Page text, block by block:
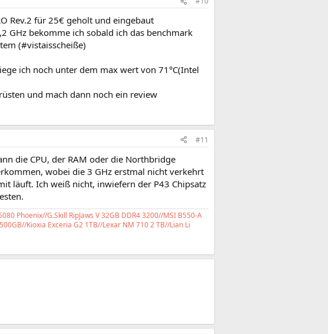
Rev.2 für 25€ geholt und eingebaut
GHz bekomme ich sobald ich das benchmark
(#vistaisscheiße)
ich noch unter dem max wert von 71°C(Intel
und mach dann noch ein review
#11
die CPU, der RAM oder die Northbridge
wobei die 3 GHz erstmal nicht verkehrt
läuft. Ich weiß nicht, inwiefern der P43 Chipsatz
Phoenix//G.Skill RipJaws V 32GB DDR4 3200//MSI B550-A
Kioxia Exceria G2 1TB//Lexar NM 710 2 TB//Lian Li